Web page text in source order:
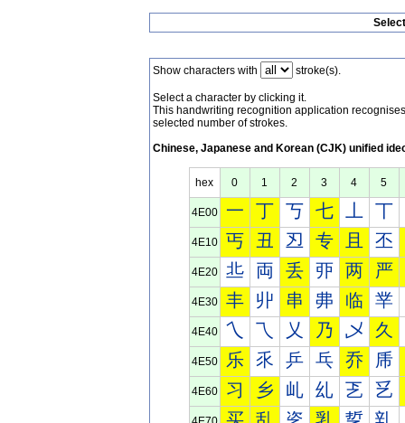
Show characters with stroke(s).
Select a character by clicking it.
This handwriting recognition application
selected number of strokes.
Chinese, Japanese and Korean (CJK) unified
hex 0 1 2 3 4 5
4E00 一 丁 丂 七 丅
4E10 丐 丑 丒 专 且 丕
4E20 丠 両 丢 丣 两 严
4E30 丰 丱 串 丳 临 丵
4E40 乀 乁 乂 乃 乄 久
4E50 乐 乑 乒 乓 乔 乕
4E60 习 乡 乢 乣 乤 乥